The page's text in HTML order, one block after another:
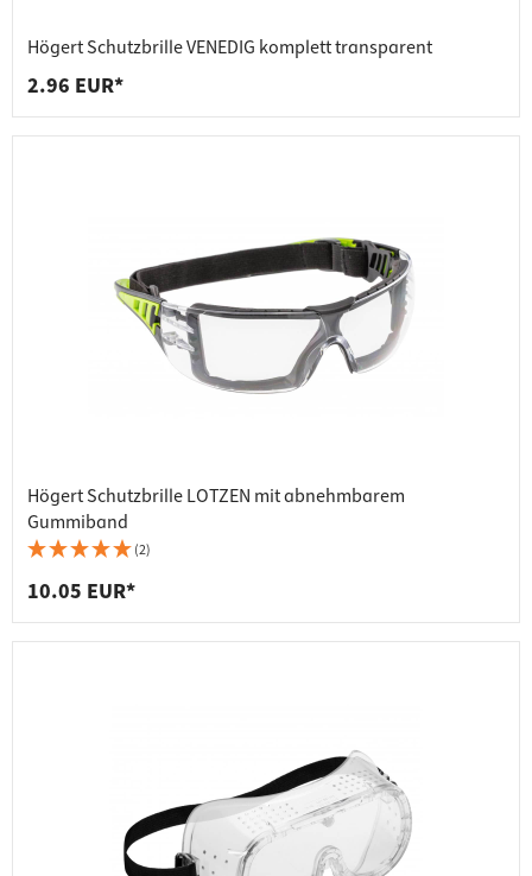
Högert Schutzbrille VENEDIG komplett transparent
2.96 EUR*
Högert Schutzbrille LOTZEN mit abnehmbarem
Gummiband
(2)
10.05 EUR*